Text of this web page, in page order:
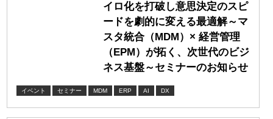
イロ化を打破し意思決定のスピ
ードを劇的に変える最適解～マ
スタ統合（MDM）× 経営管理
（EPM）が拓く、次世代のビジ
ネス基盤～セミナーのお知らせ
イベント セミナー MDM ERP AI DX